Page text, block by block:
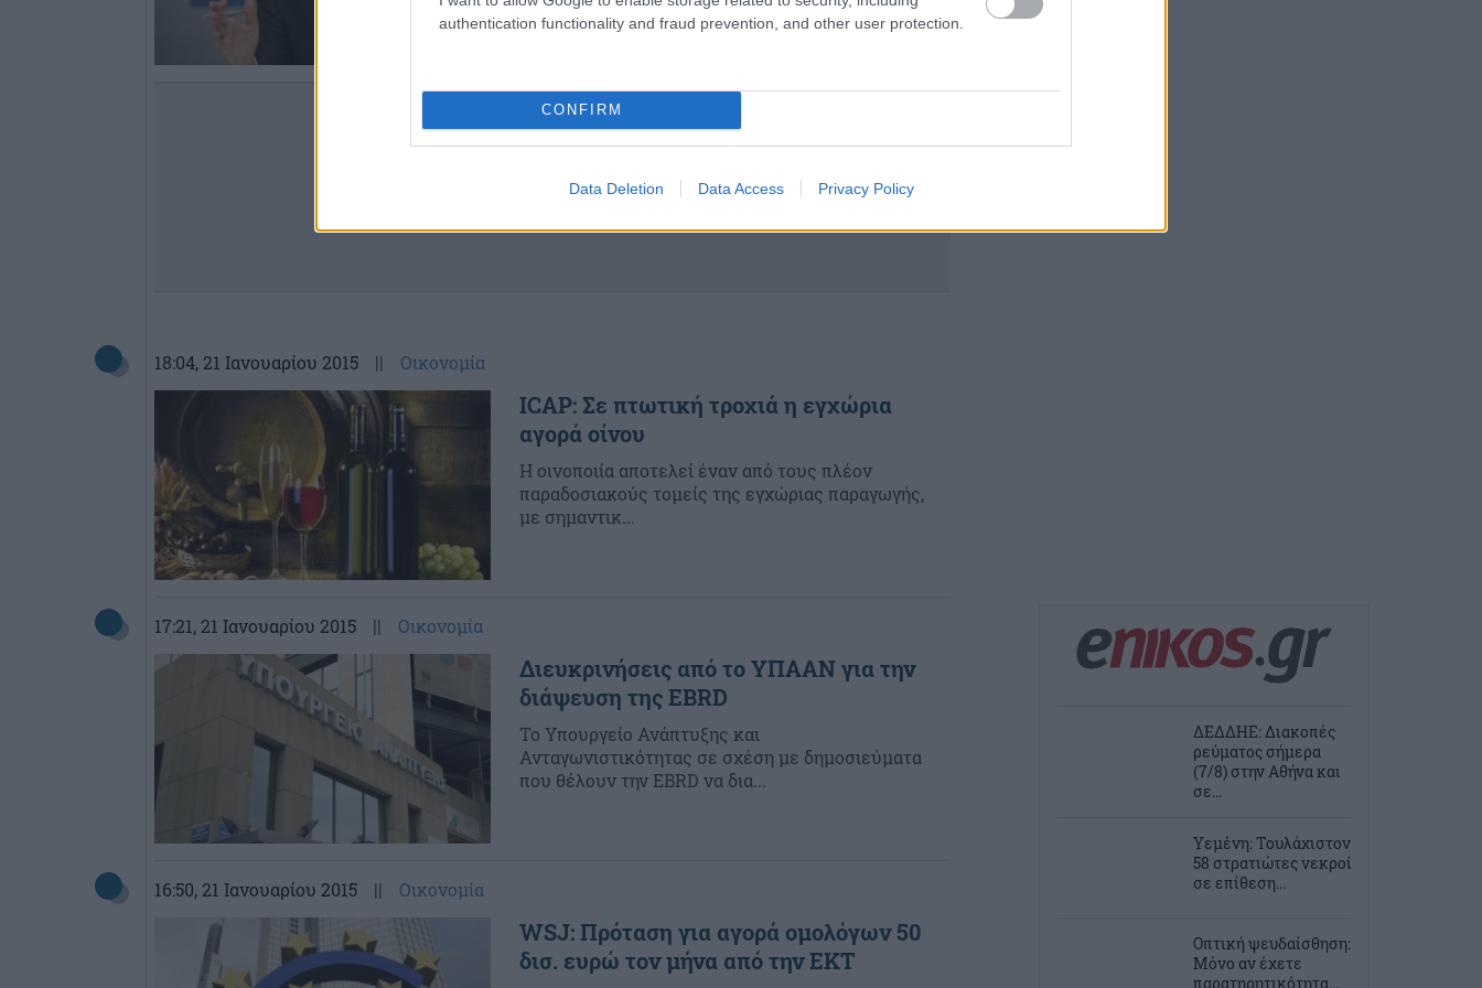
authentication functionality and fraud prevention, and other user protection.
CONFIRM
Data Deletion Data Access Privacy Policy
αναφέρει η Wall Street Journal, καθώς θα
αποφασίσε...
18:04, 21 Ιανουαρίου 2015 || Οικονομία
ICAP: Σε πτωτική τροχιά η εγχώρια
αγορά οίνου
Η οινοποιία αποτελεί έναν από τους πλέον
παραδοσιακούς τομείς της εγχώριας παραγωγής,
με σημαντικ...
17:21, 21 Ιανουαρίου 2015 || Οικονομία
Διευκρινήσεις από το ΥΠΑΑΝ για την
διάψευση της EBRD
Το Υπουργείο Ανάπτυξης και
Ανταγωνιστικότητας σε σχέση με δημοσιεύματα
που θέλουν την EBRD να δια...
16:50, 21 Ιανουαρίου 2015 || Οικονομία
WSJ: Πρόταση για αγορά ομολόγων 50
δισ. ευρώ τον μήνα από την ΕΚΤ
ΔΕΔΔΗΕ: Διακοπές
ρεύματος σήμερα
(7/8) στην Αθήνα και
σε...
Υεμένη: Τουλάχιστον
58 στρατιώτες νεκροί
σε επίθεση...
Οπτική ψευδαίσθηση:
Μόνο αν έχετε
παρατηρητικότητα...